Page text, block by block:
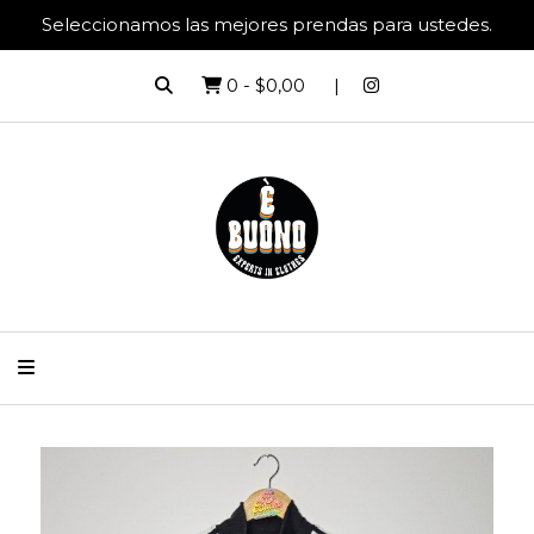
Seleccionamos las mejores prendas para ustedes.
0 - $0,00